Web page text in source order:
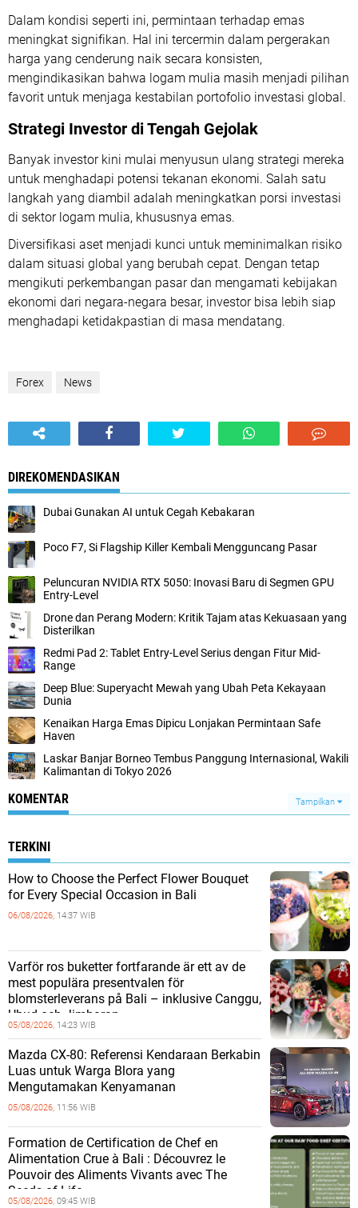
Dalam kondisi seperti ini, permintaan terhadap emas
meningkat signifikan. Hal ini tercermin dalam pergerakan
harga yang cenderung naik secara konsisten,
mengindikasikan bahwa logam mulia masih menjadi pilihan
favorit untuk menjaga kestabilan portofolio investasi global.
Strategi Investor di Tengah Gejolak
Banyak investor kini mulai menyusun ulang strategi mereka
untuk menghadapi potensi tekanan ekonomi. Salah satu
langkah yang diambil adalah meningkatkan porsi investasi
di sektor logam mulia, khususnya emas.
Diversifikasi aset menjadi kunci untuk meminimalkan risiko
dalam situasi global yang berubah cepat. Dengan tetap
mengikuti perkembangan pasar dan mengamati kebijakan
ekonomi dari negara-negara besar, investor bisa lebih siap
menghadapi ketidakpastian di masa mendatang.
Forex News
DIREKOMENDASIKAN
Dubai Gunakan AI untuk Cegah Kebakaran
Poco F7, Si Flagship Killer Kembali Mengguncang Pasar
Peluncuran NVIDIA RTX 5050: Inovasi Baru di Segmen GPU
Entry-Level
Drone dan Perang Modern: Kritik Tajam atas Kekuasaan yang
Disterilkan
Redmi Pad 2: Tablet Entry-Level Serius dengan Fitur Mid-
Range
Deep Blue: Superyacht Mewah yang Ubah Peta Kekayaan
Dunia
Kenaikan Harga Emas Dipicu Lonjakan Permintaan Safe
Haven
Laskar Banjar Borneo Tembus Panggung Internasional, Wakili
Kalimantan di Tokyo 2026
KOMENTAR Tampilkan
TERKINI
How to Choose the Perfect Flower Bouquet
for Every Special Occasion in Bali
06/08/2026, 14:37 WIB
Varför ros buketter fortfarande är ett av de
mest populära presentvalen för
blomsterleverans på Bali – inklusive Canggu,
Ubud och Jimbaran
05/08/2026, 14:23 WIB
Mazda CX-80: Referensi Kendaraan Berkabin
Luas untuk Warga Blora yang
Mengutamakan Kenyamanan
05/08/2026, 11:56 WIB
Formation de Certification de Chef en
Alimentation Crue à Bali : Découvrez le
Pouvoir des Aliments Vivants avec The
Seeds of Life
05/08/2026, 09:45 WIB